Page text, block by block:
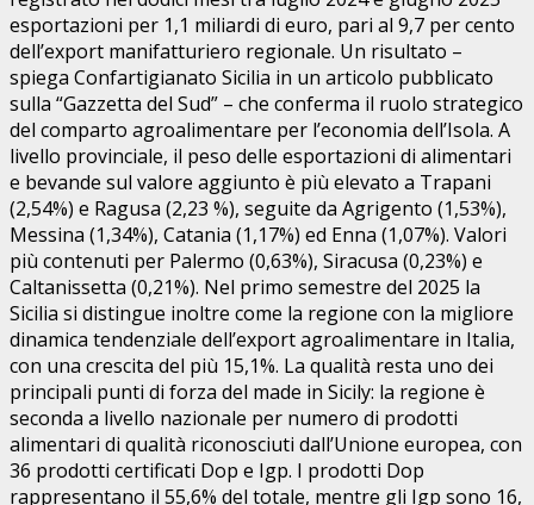
esportazioni per 1,1 miliardi di euro, pari al 9,7 per cento
dell’export manifatturiero regionale. Un risultato –
spiega Confartigianato Sicilia in un articolo pubblicato
sulla “Gazzetta del Sud” – che conferma il ruolo strategico
del comparto agroalimentare per l’economia dell’Isola. A
livello provinciale, il peso delle esportazioni di alimentari
e bevande sul valore aggiunto è più elevato a Trapani
(2,54%) e Ragusa (2,23 %), seguite da Agrigento (1,53%),
Messina (1,34%), Catania (1,17%) ed Enna (1,07%). Valori
più contenuti per Palermo (0,63%), Siracusa (0,23%) e
Caltanissetta (0,21%). Nel primo semestre del 2025 la
Sicilia si distingue inoltre come la regione con la migliore
dinamica tendenziale dell’export agroalimentare in Italia,
con una crescita del più 15,1%. La qualità resta uno dei
principali punti di forza del made in Sicily: la regione è
seconda a livello nazionale per numero di prodotti
alimentari di qualità riconosciuti dall’Unione europea, con
36 prodotti certificati Dop e Igp. I prodotti Dop
rappresentano il 55,6% del totale, mentre gli Igp sono 16,